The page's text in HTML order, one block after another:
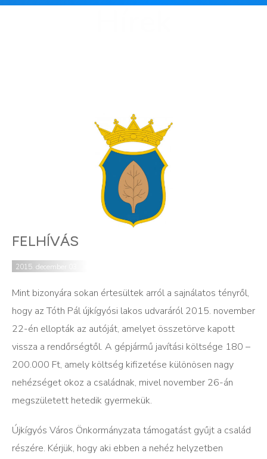
FELHÍVÁS
2015. december 03.
Mint bizonyára sokan értesültek arról a sajnálatos tényről,
hogy az Tóth Pál újkígyósi lakos udvaráról 2015. november
22-én ellopták az autóját, amelyet összetörve kapott
vissza a rendőrségtől. A gépjármű javítási költsége 180 –
200.000 Ft, amely költség kifizetése különösen nagy
nehézséget okoz a családnak, mivel november 26-án
megszületett hetedik gyermekük.
Újkígyós Város Önkormányzata támogatást gyűjt a család
részére. Kérjük, hogy aki ebben a nehéz helyzetben